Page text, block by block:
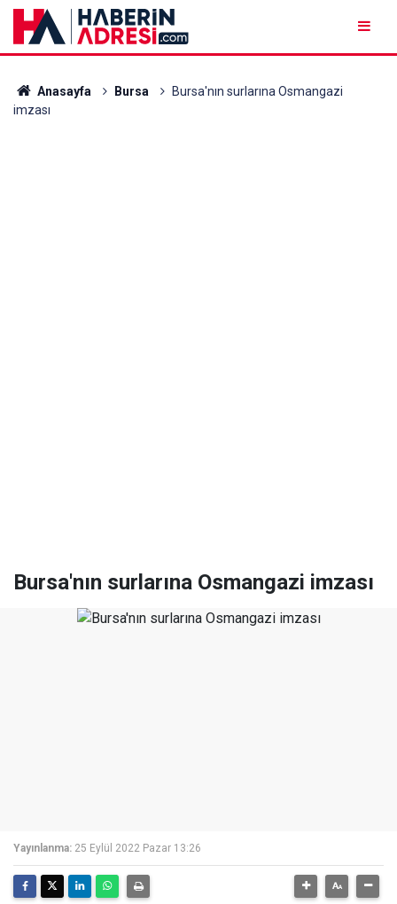
Anasayfa Bursa
Bursa'nın surlarına Osmangazi
imzası
Bursa'nın surlarına Osmangazi imzası
Yayınlanma: 25 Eylül 2022 Pazar 13:26